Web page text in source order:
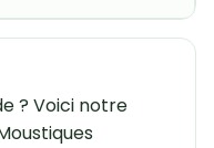
? Voici notre